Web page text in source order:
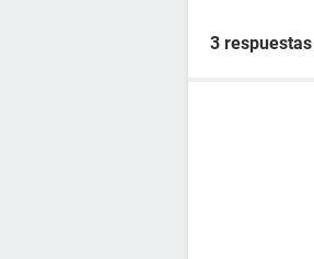
3 respuestas